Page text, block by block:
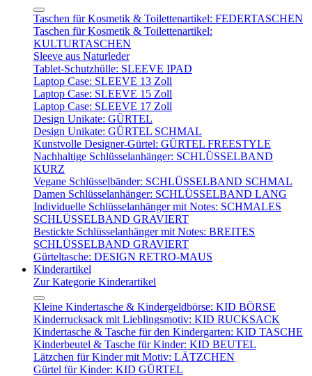
Taschen für Kosmetik & Toilettenartikel: FEDERTASCHEN
Taschen für Kosmetik & Toilettenartikel:
KULTURTASCHEN
Sleeve aus Naturleder
Tablet-Schutzhülle: SLEEVE IPAD
Laptop Case: SLEEVE 13 Zoll
Laptop Case: SLEEVE 15 Zoll
Laptop Case: SLEEVE 17 Zoll
Design Unikate: GÜRTEL
Design Unikate: GÜRTEL SCHMAL
Kunstvolle Designer-Gürtel: GÜRTEL FREESTYLE
Nachhaltige Schlüsselanhänger: SCHLÜSSELBAND
KURZ
Vegane Schlüsselbänder: SCHLÜSSELBAND SCHMAL
Damen Schlüsselanhänger: SCHLÜSSELBAND LANG
Individuelle Schlüsselanhänger mit Notes: SCHMALES
SCHLÜSSELBAND GRAVIERT
Bestickte Schlüsselanhänger mit Notes: BREITES
SCHLÜSSELBAND GRAVIERT
Gürteltasche: DESIGN RETRO-MAUS
Kinderartikel
Zur Kategorie Kinderartikel
Kleine Kindertasche & Kindergeldbörse: KID BÖRSE
Kinderrucksack mit Lieblingsmotiv: KID RUCKSACK
Kindertasche & Tasche für den Kindergarten: KID TASCHE
Kinderbeutel & Tasche für Kinder: KID BEUTEL
Lätzchen für Kinder mit Motiv: LÄTZCHEN
Gürtel für Kinder: KID GÜRTEL